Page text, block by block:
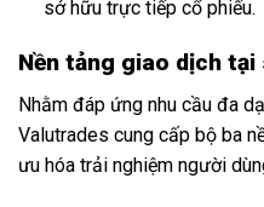
sở hữu trực tiếp cổ phiếu.
Nền tảng giao dịch
Nhằm đáp ứng nhu cầu đa
Valutrades cung cấp bộ ba
ưu hóa trải nghiệm người